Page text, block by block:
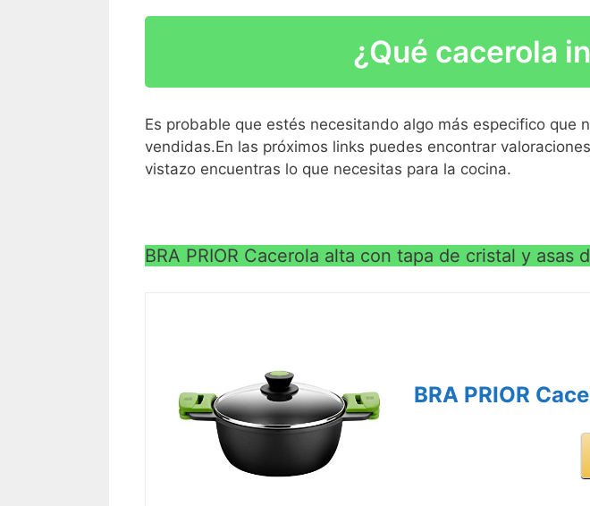
Cazo de acero inoxidable con base reforzada a prueba de impactos
Compatible con todas las cocinas: inducción, gas, placa eléctrica y
¿Qué cacerola
Es probable que estés necesitando algo más especifico
vendidas.En las próximos links puedes encontrar
vistazo encuentras lo que necesitas para la cocina.
BRA PRIOR Cacerola alta con tapa de cristal y asas
BRA PRIOR